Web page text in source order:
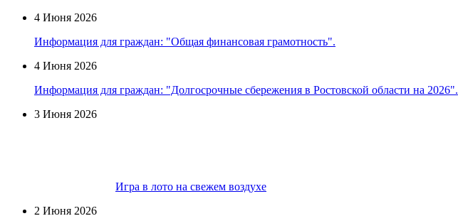
4 Июня 2026
Информация для граждан: "Общая финансовая грамотность".
4 Июня 2026
Информация для граждан: "Долгосрочные сбережения в Ростовской области на 2026".
3 Июня 2026
Игра в лото на свежем воздухе
2 Июня 2026